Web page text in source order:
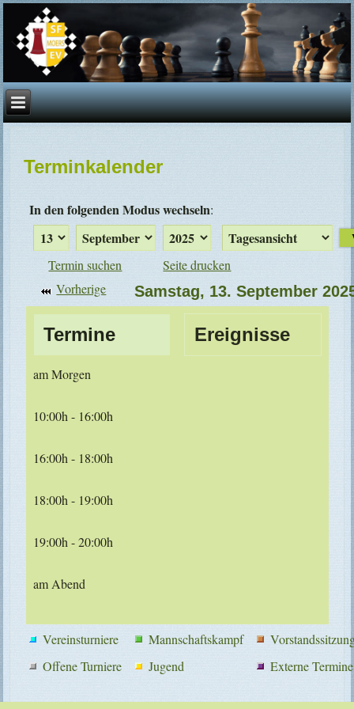
Terminkalender
In den folgenden Modus wechseln:
Termin suchen
Seite drucken
Vorherige
Samstag, 13. September
Termine
am Morgen
10:00h - 16:00h
16:00h - 18:00h
18:00h - 19:00h
19:00h - 20:00h
am Abend
Ereignisse
Vereinsturniere Mannschaftskampf
Offene Turniere
Jugend Externe Termine